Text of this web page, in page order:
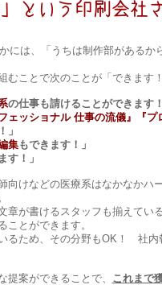
には、「うちは制作部があるか
ことで次のことが「できます
の仕事も請けることができます
ェッショナル 仕事の流儀』『
」
集もできます！」
す！」
向けなどの医療系はなかなか
が書けるスタッフも揃えてい
ことができます。
るため、その分野もOK！ 社内
案ができることで、
これまで